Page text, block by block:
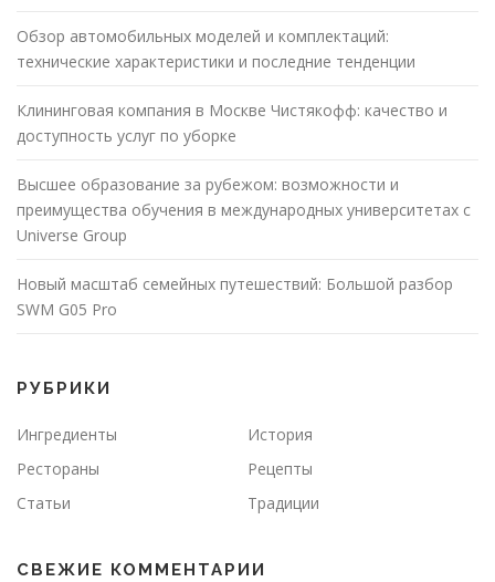
Обзор автомобильных моделей и комплектаций:
технические характеристики и последние тенденции
Клининговая компания в Москве Чистякофф: качество и
доступность услуг по уборке
Высшее образование за рубежом: возможности и
преимущества обучения в международных университетах с
Universe Group
Новый масштаб семейных путешествий: Большой разбор
SWM G05 Pro
РУБРИКИ
Ингредиенты
История
Рестораны
Рецепты
Статьи
Традиции
СВЕЖИЕ КОММЕНТАРИИ